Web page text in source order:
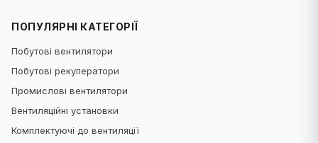
ПОПУЛЯРНІ КАТЕГОРІЇ
Побутові вентилятори
Побутові рекуператори
Промислові вентилятори
Вентиляційні установки
Комплектуючі до вентиляції